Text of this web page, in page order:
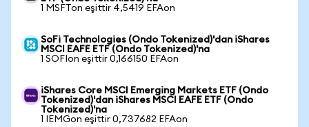
1 MSFTon eşittir 4,5419 EFAon
SoFi Technologies (Ondo Tokenized)'dan iShares
MSCI EAFE ETF (Ondo Tokenized)'na
1 SOFIon eşittir 0,166150 EFAon
iShares Core MSCI Emerging Markets ETF (Ondo
Tokenized)'dan iShares MSCI EAFE ETF (Ondo
Tokenized)'na
1 IEMGon eşittir 0,737682 EFAon